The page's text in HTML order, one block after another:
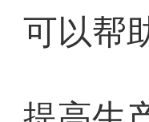
可以帮